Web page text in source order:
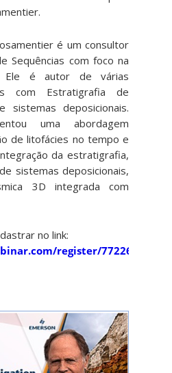
é um consultor
Sequências com foco na
Ele é autor de várias
com Estratigrafia de
sistemas deposicionais.
uma abordagem
de litofácies no tempo e
da estratigrafia,
sistemas deposicionais,
3D integrada com
no link:
register/